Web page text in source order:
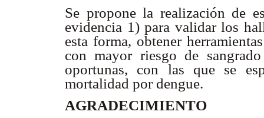
Se propone la realización de
evidencia 1) para validar los
esta forma, obtener
con mayor riesgo de
oportunas, con las que se
mortalidad por dengue.
AGRADECIMIENTO